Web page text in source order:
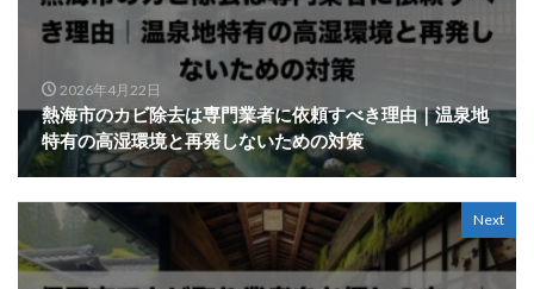
2026年4月22日
熱海市のカビ除去は専門業者に依頼すべき理由｜温泉地
特有の高湿環境と再発しないための対策
Next